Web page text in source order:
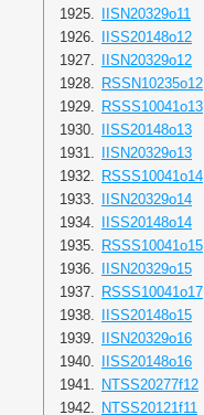
1925.
IISN20329o11
1926.
IISS20148o12
1927.
IISN20329o12
1928. RSSN10235o12
1929. RSSS10041o13
1930.
IISS20148o13
1931.
IISN20329o13
1932. RSSS10041o14
1933.
IISN20329o14
1934.
IISS20148o14
1935. RSSS10041o15
1936.
IISN20329o15
1937. RSSS10041o17
1938.
IISS20148o15
1939.
IISN20329o16
1940.
IISS20148o16
1941. NTSS20277f12
1942. NTSS20121f11